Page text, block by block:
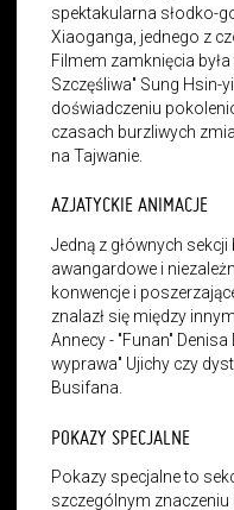
spektakularna słodko-
Xiaoganga, jednego z
Filmem zamknięcia
Szczęśliwa" Sung Hsin-
doświadczeniu
czasach burzliwych
na Tajwanie.
AZJATYCKIE ANIMACJE
Jedną z głównych
awangardowe i
konwencje i
znalazł się między
Annecy - "Funan"
wyprawa" Ujichy czy
Busifana.
POKAZY SPECJALNE
Pokazy specjalne to
szczególnym